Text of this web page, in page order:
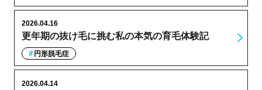
更年期の抜け毛に挑む私の本気の育毛体験記
2026.04.16
円形脱毛症
2026.04.14